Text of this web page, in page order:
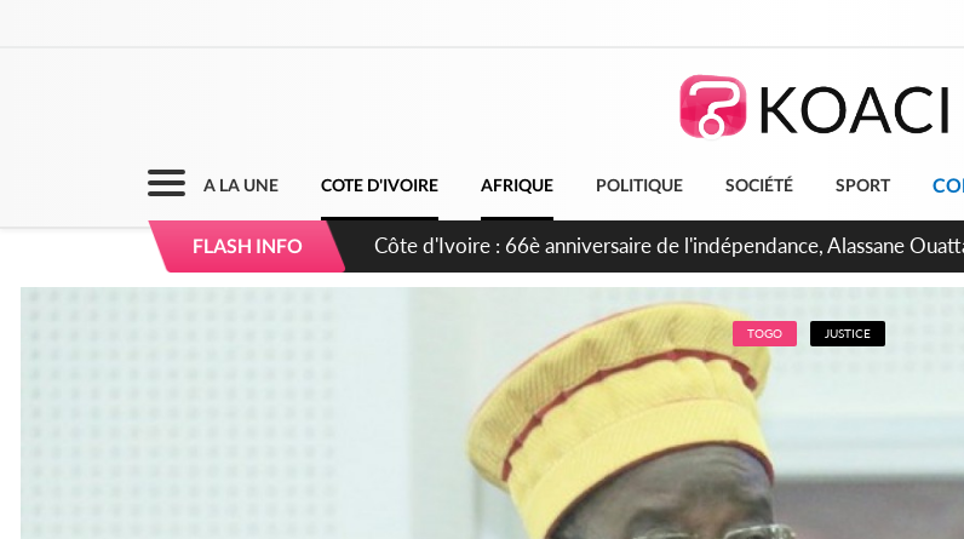
A LA UNE COTE D'IVOIRE AFRIQUE POLITIQUE SOCIÉTÉ SPORT
FLASH INFO
Côte d'Ivoire : À Abidjan, Amadou Oury Bah admire le modèle
développement de la Guinée
TOGO JUSTICE